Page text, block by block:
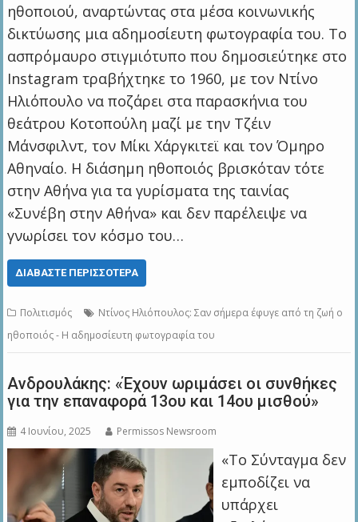
ηθοποιού, αναρτώντας στα μέσα κοινωνικής
δικτύωσης μια αδημοσίευτη φωτογραφία του. Το
ασπρόμαυρο στιγμιότυπο που δημοσιεύτηκε στο
Instagram τραβήχτηκε το 1960, με τον Ντίνο
Ηλιόπουλο να ποζάρει στα παρασκήνια του
θεάτρου Κοτοπούλη μαζί με την Τζέιν
Μάνσφιλντ, τον Μίκι Χάργκιτεϊ και τον Όμηρο
Αθηναίο. Η διάσημη ηθοποιός βρισκόταν τότε
στην Αθήνα για τα γυρίσματα της ταινίας
«Συνέβη στην Αθήνα» και δεν παρέλειψε να
γνωρίσει τον κόσμο του…
ΔΙΑΒΆΣΤΕ ΠΕΡΙΣΣΌΤΕΡΑ
Πολιτισμός
Ντίνος Ηλιόπουλος: Σαν σήμερα έφυγε από τη ζωή ο
ηθοποιός - Η αδημοσίευτη φωτογραφία του
Ανδρουλάκης: «Έχουν ωριμάσει οι συνθήκες
για την επαναφορά 13ου και 14ου μισθού»
4 Ιουνίου, 2025 Permissos Newsroom
«Το Σύνταγμα δεν
εμποδίζει να
υπάρχει